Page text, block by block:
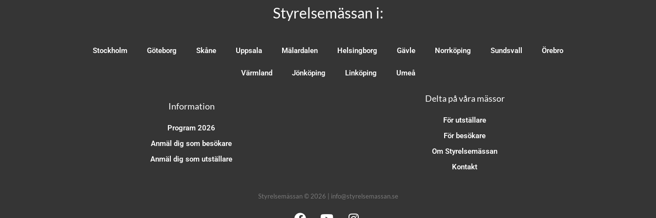
Styrelsemässan i:
Stockholm Göteborg Skåne Uppsala Mälardalen Helsingborg Gävle Norrköping Sundsvall Örebro
Värmland Jönköping Linköping Umeå
Information
Program 2026
Anmäl dig som besökare
Anmäl dig som utställare
Delta på våra mässor
För utställare
För besökare
Om Styrelsemässan
Kontakt
Styrelsemässan © 2026 | info@styrelsemassan.se